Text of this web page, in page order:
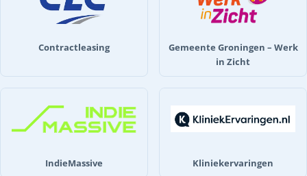
Contractleasing
Gemeente Groningen – Werk
in Zicht
IndieMassive Kliniekervaringen